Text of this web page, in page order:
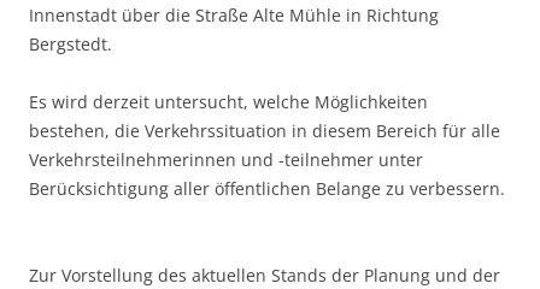
Innenstadt über die Straße Alte Mühle in Richtung
Bergstedt.
Es wird derzeit untersucht, welche Möglichkeiten
bestehen, die Verkehrssituation in diesem Bereich für alle
Verkehrsteilnehmerinnen und -teilnehmer unter
Berücksichtigung aller öffentlichen Belange zu verbessern.
Zur Vorstellung des aktuellen Stands der Planung und der